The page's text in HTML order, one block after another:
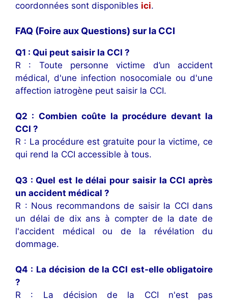
coordonnées sont disponibles ici.
FAQ (Foire aux Questions) sur la CCI
Q1 : Qui peut saisir la CCI ?
R : Toute personne victime d’un accident
médical, d'une infection nosocomiale ou d'une
affection iatrogène peut saisir la CCI.
Q2 : Combien coûte la procédure devant la
CCI ?
R : La procédure est gratuite pour la victime, ce
qui rend la CCI accessible à tous.
Q3 : Quel est le délai pour saisir la CCI après
un accident médical ?
R : Nous recommandons de saisir la CCI dans
un délai de dix ans à compter de la date de
l'accident médical ou de la révélation du
dommage.
Q4 : La décision de la CCI est-elle obligatoire
?
R : La décision de la CCI n'est pas